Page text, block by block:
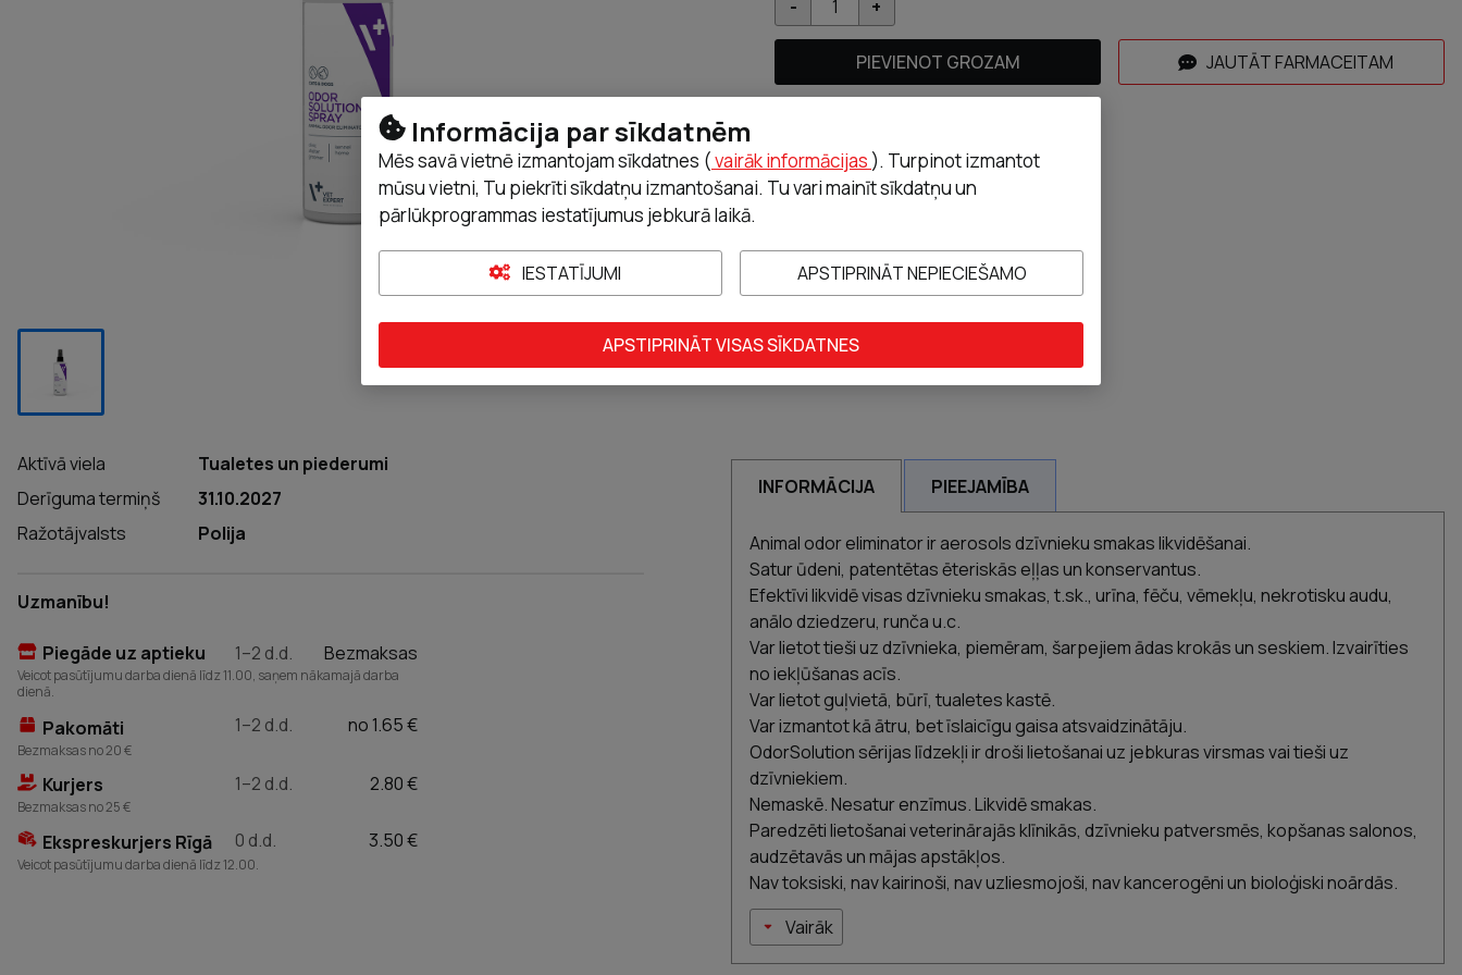
PIEVIENOT GROZAM JAUTĀT FARMACEITAM
Aktīvā viela
Tualetes un piederumi
Derīguma termiņš
31.10.2027
Ražotājvalsts
Polija
Uzmanību!
Piegāde uz aptieku 1–2 d.d. Bezmaksas
Veicot pasūtījumu darba dienā līdz 11.00, saņem nākamajā darba
dienā.
Pakomāti 1–2 d.d. no 1.65 €
Bezmaksas no 20 €
Kurjers 1–2 d.d. 2.80 €
Bezmaksas no 25 €
Ekspreskurjers Rīgā 0 d.d. 3.50 €
Veicot pasūtījumu darba dienā līdz 12.00.
INFORMĀCIJA PIEEJAMĪBA
Animal odor eliminator ir aerosols dzīvnieku smakas likvidēšanai.
Satur ūdeni, patentētas ēteriskās eļļas un konservantus.
Efektīvi likvidē visas dzīvnieku smakas, t.sk., urīna, fēču, vēmekļu, nekrotisku audu,
anālo dziedzeru, runča u.c.
Var lietot tieši uz dzīvnieka, piemēram, šarpejiem ādas krokās un seskiem. Izvairīties
no iekļūšanas acīs.
Var lietot guļvietā, būrī, tualetes kastē.
Var izmantot kā ātru, bet īslaicīgu gaisa atsvaidzinātāju.
OdorSolution sērijas līdzekļi ir droši lietošanai uz jebkuras virsmas vai tieši uz
dzīvniekiem.
Nemaskē. Nesatur enzīmus. Likvidē smakas.
Paredzēti lietošanai veterinārajās klīnikās, dzīvnieku patversmēs, kopšanas salonos,
audzētavās un mājas apstākļos.
Nav toksiski, nav kairinoši, nav uzliesmojoši, nav kancerogēni un bioloģiski noārdās.
Vairāk
Informācija par sīkdatnēm
Mēs savā vietnē izmantojam sīkdatnes (vairāk informācijas ). Turpinot izmantot
mūsu vietni, Tu piekrīti sīkdatņu izmantošanai. Tu vari mainīt sīkdatņu un
pārlūkprogrammas iestatījumus jebkurā laikā.
IESTATĪJUMI APSTIPRINĀT NEPIECIEŠAMO
APSTIPRINĀT VISAS SĪKDATNES